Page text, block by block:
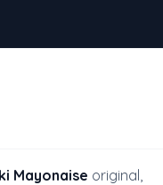
Mayonaise original,